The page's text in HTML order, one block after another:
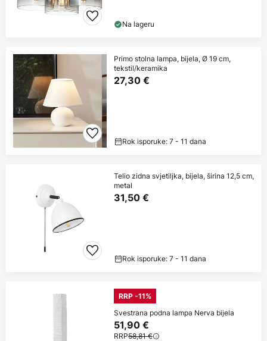
Na lageru
Primo stolna lampa, bijela, Ø 19 cm,
tekstil/keramika
27,30 €
Rok isporuke: 7 - 11 dana
Telio zidna svjetiljka, bijela, širina 12,5 cm,
metal
31,50 €
Rok isporuke: 7 - 11 dana
RRP -11%
Svestrana podna lampa Nerva bijela
51,90 €
RRP58,81 €